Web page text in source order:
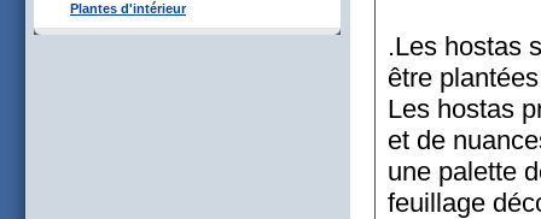
Plantes d'intérieur
.Les hostas
être
Les hostas
et de
une palette
feuillage